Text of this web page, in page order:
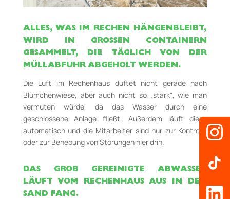
ALLES, WAS IM RECHEN HÄNGENBLEIBT,
WIRD IN GROSSEN CONTAINERN G
ESAMMELT, DIE TÄGLICH VON DER M
ÜLLABFUHR ABGEHOLT WERDEN.
Die Luft im Rechenhaus duftet nicht gerade nach
Blümchenwiese, aber auch nicht so „stark“, wie man
vermuten würde, da das Wasser durch eine
geschlossene Anlage fließt. Außerdem läuft diese
automatisch und die Mitarbeiter sind nur zur Kontrolle
oder zur Behebung von Störungen hier drin.
DAS GROB GEREINIGTE ABWASSER
LÄUFT VOM RECHENHAUS AUS IN DEN
SAND FANG.